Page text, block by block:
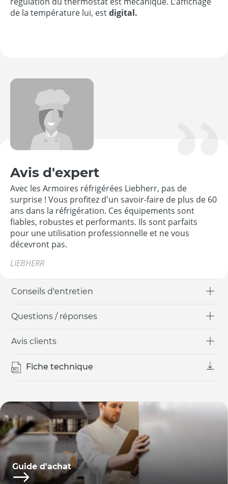
Conseils d'entretien
Questions / réponses
Avis clients
Fiche technique
Guide d'achat
de la température lui, estdigital.
Avis d'expert
Avec les Armoires réfrigérées Liebherr, pas de
surprise ! Vous profitez d'un savoir-faire de plus de 60
ans dans la réfrigération. Ces équipements sont
fiables, robustes et performants. Ils sont parfaits
pour une utilisation professionnelle et ne vous
décevront pas.
LIEBHERR